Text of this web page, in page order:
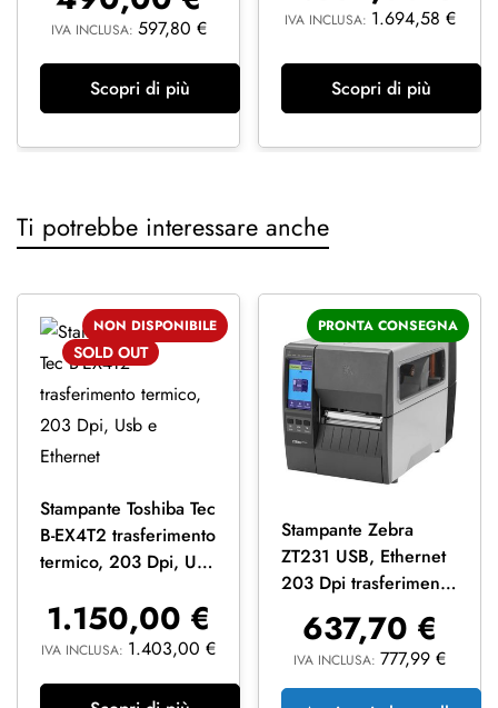
IVA INCLUSA: 597,80 €
Scopri di più
IVA INCLUSA: 1.694,58 €
Scopri di più
Ti potrebbe interessare anche
SOLD OUT
NON DISPONIBILE
Stampante Toshiba Tec
B-EX4T2 trasferimento
termico, 203 Dpi, Usb
1.150,00 €
IVA INCLUSA: 1.403,00 €
PRONTA CONSEGNA
Stampante Zebra
ZT231 USB, Ethernet
203 Dpi trasferimento
ZT23142T0E000FZ
637,70 €
IVA INCLUSA: 777,99 €